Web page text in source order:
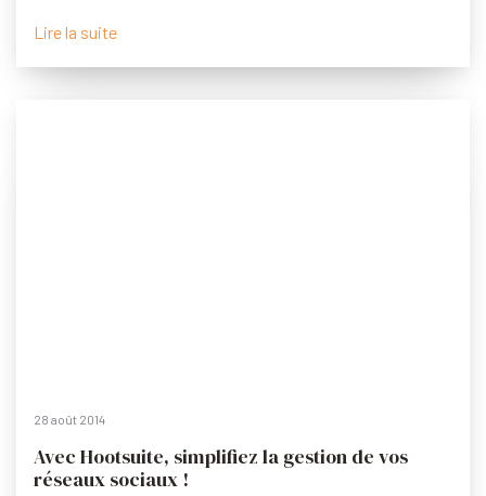
Lire la suite
28 août 2014
Avec Hootsuite, simplifiez la gestion de vos
réseaux sociaux !